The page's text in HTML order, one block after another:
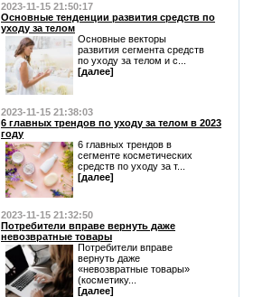
2023-11-15 21:50:17
Основные тенденции развития средств по
уходу за телом
Основные векторы
развития сегмента средств
по уходу за телом и с...
[далее]
2023-11-15 21:38:03
6 главных трендов по уходу за телом в 2023
году
6 главных трендов в
сегменте косметических
средств по уходу за т...
[далее]
2023-11-15 21:32:50
Потребители вправе вернуть даже
невозвратные товары
Потребители вправе
вернуть даже
«невозвратные товары»
(косметику...
[далее]